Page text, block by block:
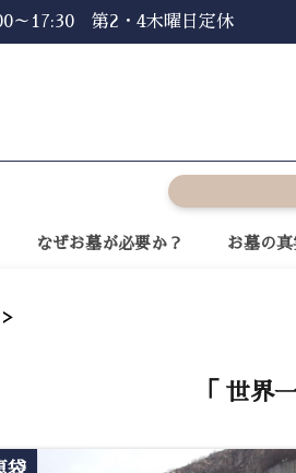
～17:30 第2・4木曜日定休
なぜお墓が必要か？ お墓の真
「 世界
袋